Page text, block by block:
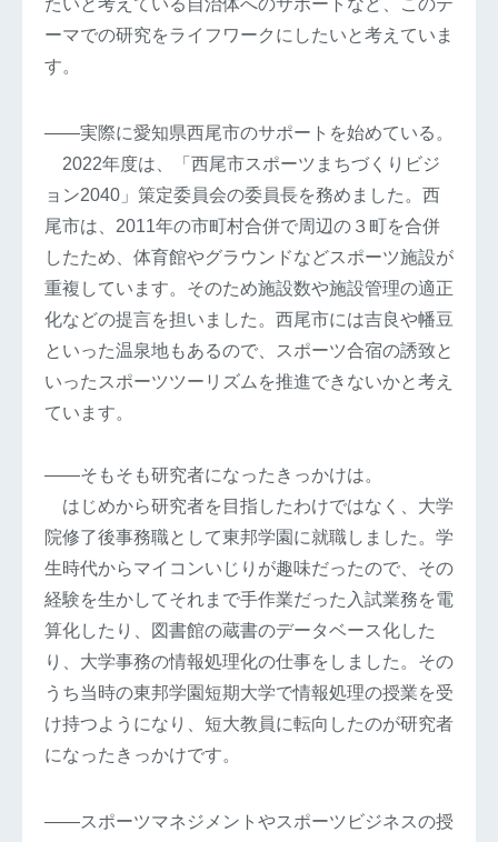
たいと考えている自治体へのサポートなど、このテ
ーマでの研究をライフワークにしたいと考えていま
す。
――実際に愛知県西尾市のサポートを始めている。
2022年度は、「西尾市スポーツまちづくりビジ
ョン2040」策定委員会の委員長を務めました。西
尾市は、2011年の市町村合併で周辺の３町を合併
したため、体育館やグラウンドなどスポーツ施設が
重複しています。そのため施設数や施設管理の適正
化などの提言を担いました。西尾市には吉良や幡豆
といった温泉地もあるので、スポーツ合宿の誘致と
いったスポーツツーリズムを推進できないかと考え
ています。
――そもそも研究者になったきっかけは。
はじめから研究者を目指したわけではなく、大学
院修了後事務職として東邦学園に就職しました。学
生時代からマイコンいじりが趣味だったので、その
経験を生かしてそれまで手作業だった入試業務を電
算化したり、図書館の蔵書のデータベース化した
り、大学事務の情報処理化の仕事をしました。その
うち当時の東邦学園短期大学で情報処理の授業を受
け持つようになり、短大教員に転向したのが研究者
になったきっかけです。
――スポーツマネジメントやスポーツビジネスの授